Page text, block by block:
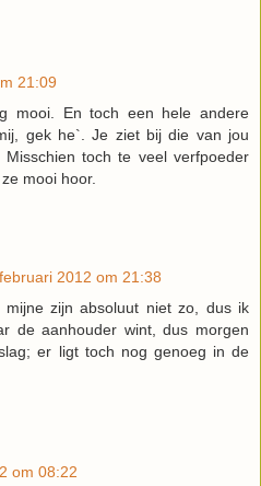
21:09
mooi. En toch een hele andere
gek he`. Je ziet bij die van jou
toch te veel verfpoeder
mooi hoor.
2012 om 21:38
mijne zijn absoluut niet zo, dus ik
de aanhouder wint, dus morgen
er ligt toch nog genoeg in de
om 08:22